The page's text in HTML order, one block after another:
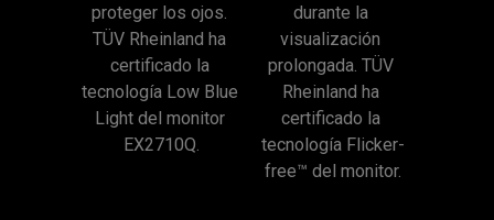
proteger los ojos.
TÜV Rheinland ha
certificado la
tecnología Low Blue
Light del monitor
EX2710Q.
durante la
visualización
prolongada. TÜV
Rheinland ha
certificado la
tecnología Flicker-
free™ del monitor.